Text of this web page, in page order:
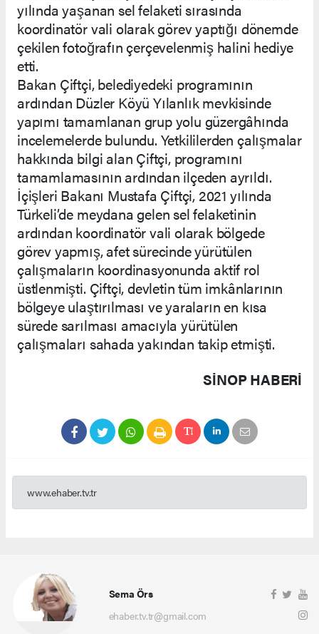
yılında yaşanan sel felaketi sırasında
koordinatör vali olarak görev yaptığı dönemde
çekilen fotoğrafın çerçevelenmiş halini hediye
etti.
Bakan Çiftçi, belediyedeki programının
ardından Düzler Köyü Yılanlık mevkisinde
yapımı tamamlanan grup yolu güzergâhında
incelemelerde bulundu. Yetkililerden çalışmalar
hakkında bilgi alan Çiftçi, programını
tamamlamasının ardından ilçeden ayrıldı.
İçişleri Bakanı Mustafa Çiftçi, 2021 yılında
Türkeli’de meydana gelen sel felaketinin
ardından koordinatör vali olarak bölgede
görev yapmış, afet sürecinde yürütülen
çalışmaların koordinasyonunda aktif rol
üstlenmişti. Çiftçi, devletin tüm imkânlarının
bölgeye ulaştırılması ve yaraların en kısa
sürede sarılması amacıyla yürütülen
çalışmaları sahada yakından takip etmişti.
SINOP HABERİ
www.ehaber.tv.tr
Sema Örs
ehaber.tv.tr@gmail.com